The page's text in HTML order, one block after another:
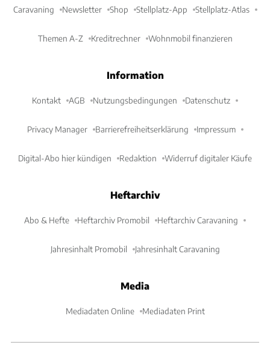
Caravaning Newsletter Shop Stellplatz-App Stellplatz-Atlas
Themen A-Z Kreditrechner Wohnmobil finanzieren
Information
Kontakt AGB Nutzungsbedingungen Datenschutz
Privacy Manager Barrierefreiheitserklärung Impressum
Digital-Abo hier kündigen Redaktion Widerruf digitaler Käufe
Heftarchiv
Abo & Hefte Heftarchiv Promobil Heftarchiv Caravaning
Jahresinhalt Promobil Jahresinhalt Caravaning
Media
Mediadaten Online Mediadaten Print